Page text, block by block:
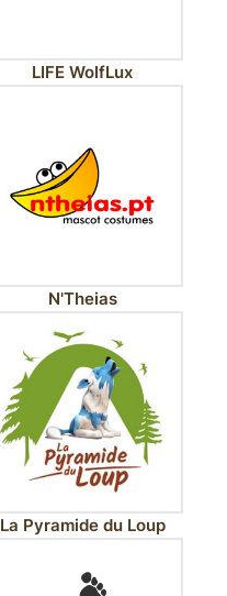
LIFE WolfLux
N'Theias
La Pyramide du Loup